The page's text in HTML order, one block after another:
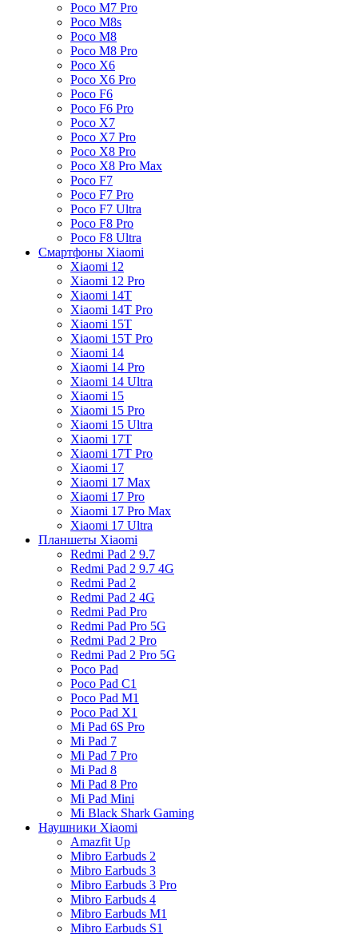
Poco M7 Pro
Poco M8s
Poco M8
Poco M8 Pro
Poco X6
Poco X6 Pro
Poco F6
Poco F6 Pro
Poco X7
Poco X7 Pro
Poco X8 Pro
Poco X8 Pro Max
Poco F7
Poco F7 Pro
Poco F7 Ultra
Poco F8 Pro
Poco F8 Ultra
Смартфоны Xiaomi
Xiaomi 12
Xiaomi 12 Pro
Xiaomi 14T
Xiaomi 14T Pro
Xiaomi 15T
Xiaomi 15T Pro
Xiaomi 14
Xiaomi 14 Pro
Xiaomi 14 Ultra
Xiaomi 15
Xiaomi 15 Pro
Xiaomi 15 Ultra
Xiaomi 17T
Xiaomi 17T Pro
Xiaomi 17
Xiaomi 17 Max
Xiaomi 17 Pro
Xiaomi 17 Pro Max
Xiaomi 17 Ultra
Планшеты Xiaomi
Redmi Pad 2 9.7
Redmi Pad 2 9.7 4G
Redmi Pad 2
Redmi Pad 2 4G
Redmi Pad Pro
Redmi Pad Pro 5G
Redmi Pad 2 Pro
Redmi Pad 2 Pro 5G
Poco Pad
Poco Pad C1
Poco Pad M1
Poco Pad X1
Mi Pad 6S Pro
Mi Pad 7
Mi Pad 7 Pro
Mi Pad 8
Mi Pad 8 Pro
Mi Pad Mini
Mi Black Shark Gaming
Наушники Xiaomi
Amazfit Up
Mibro Earbuds 2
Mibro Earbuds 3
Mibro Earbuds 3 Pro
Mibro Earbuds 4
Mibro Earbuds M1
Mibro Earbuds S1